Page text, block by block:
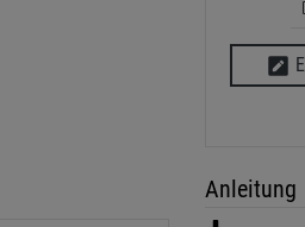
Anleitung